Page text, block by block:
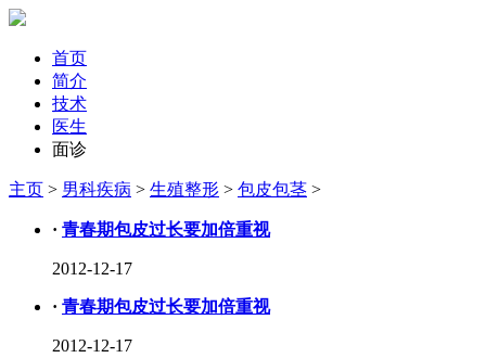
首页
简介
技术
医生
面诊
主页 > 男科疾病 > 生殖整形 > 包皮包茎 >
· 青春期包皮过长要加倍重视
2012-12-17
· 青春期包皮过长要加倍重视
2012-12-17